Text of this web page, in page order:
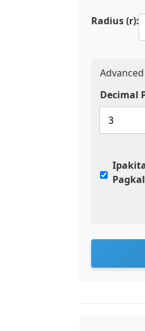
Radius (r):
Decimal